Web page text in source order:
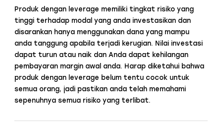
Produk dengan leverage memiliki tingkat risiko yang
tinggi terhadap modal yang anda investasikan dan
disarankan hanya menggunakan dana yang mampu
anda tanggung apabila terjadi kerugian. Nilai investasi
dapat turun atau naik dan Anda dapat kehilangan
pembayaran margin awal anda. Harap diketahui bahwa
produk dengan leverage belum tentu cocok untuk
semua orang, jadi pastikan anda telah memahami
sepenuhnya semua risiko yang terlibat.